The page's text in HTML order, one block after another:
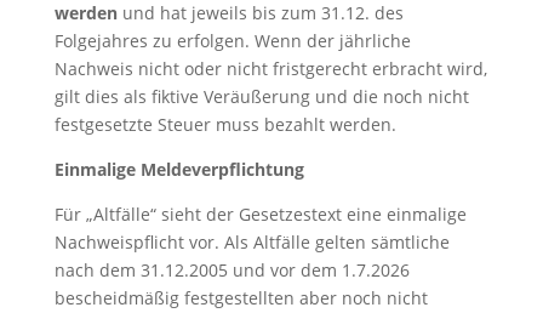
werdenund hat jeweils bis zum 31.12. des
Folgejahres zu erfolgen. Wenn der jährliche
Nachweis nicht oder nicht fristgerecht erbracht wird,
gilt dies als fiktive Veräußerung und die noch nicht
festgesetzte Steuer muss bezahlt werden.
Einmalige Meldeverpflichtung
Für „Altfälle“ sieht der Gesetzestext eine einmalige
Nachweispflicht vor. Als Altfälle gelten sämtliche
nach dem 31.12.2005 und vor dem 1.7.2026
bescheidmäßig festgestellten aber noch nicht